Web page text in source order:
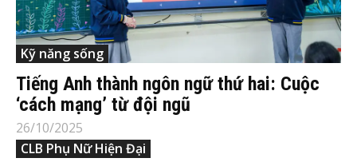
Kỹ năng sống
Tiếng Anh thành ngôn ngữ thứ hai: Cuộc
‘cách mạng’ từ đội ngũ
26/10/2025
CLB Phụ Nữ Hiện Đại